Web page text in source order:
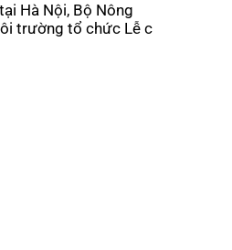
Hà Nội, Bộ Nông
trường tổ chức Lễ c